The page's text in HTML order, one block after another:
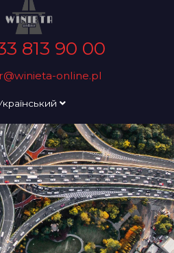
813 90 00
online.pl